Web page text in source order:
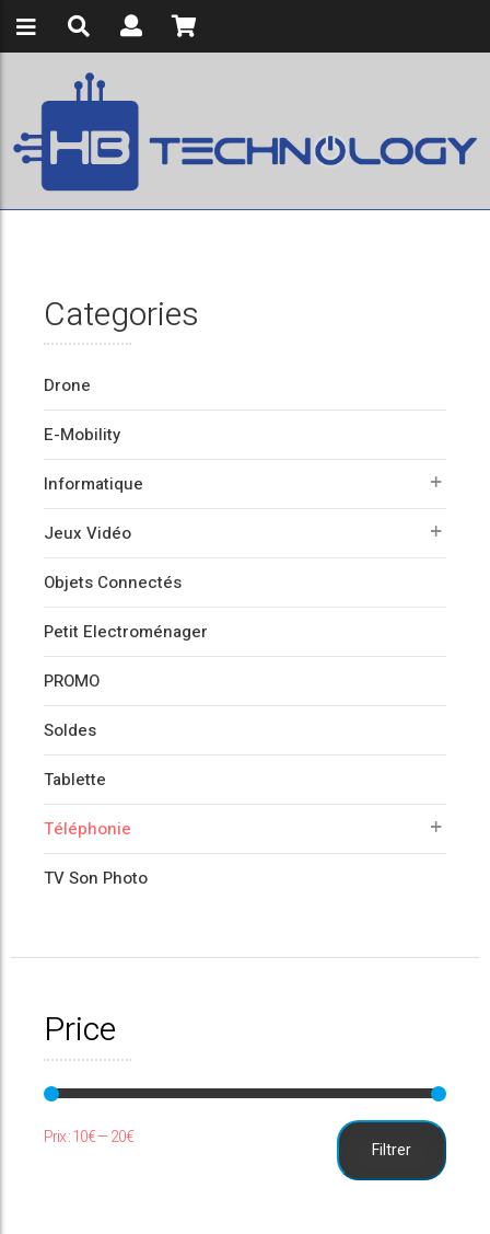
Categories
Drone
E-Mobility
Informatique
Jeux Vidéo
Objets Connectés
Petit Electroménager
PROMO
Soldes
Tablette
Téléphonie
TV Son Photo
Price
Prix
Prix
Filtrer
Prix :10€—20€